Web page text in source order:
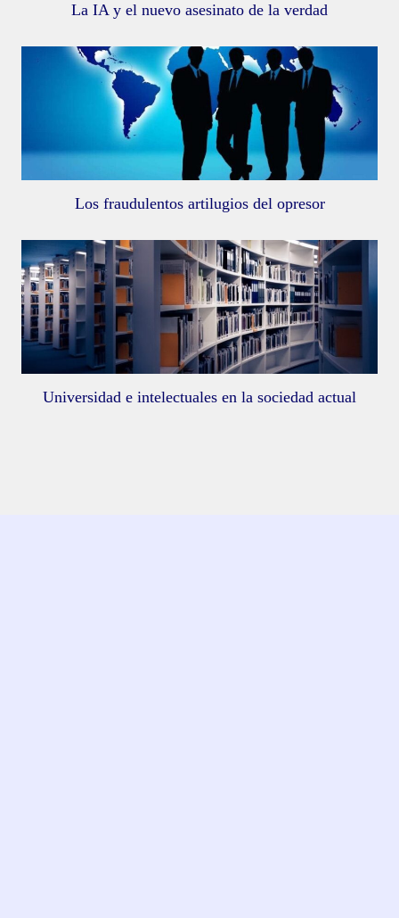
La IA y el nuevo asesinato de la verdad
Los fraudulentos artilugios del opresor
Universidad e intelectuales en la sociedad actual